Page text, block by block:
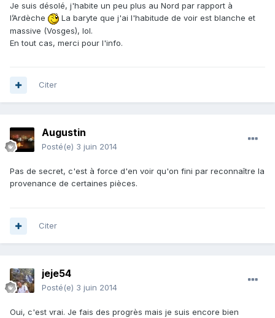
Je suis désolé, j'habite un peu plus au Nord par rapport à
l’Ardèche
La baryte que j'ai l'habitude de voir est blanche et
massive (Vosges), lol.
En tout cas, merci pour l'info.
Citer
Augustin
Posté(e) 3 juin 2014
Pas de secret, c'est à force d'en voir qu'on fini par reconnaître la
provenance de certaines pièces.
Citer
jeje54
Posté(e) 3 juin 2014
Oui, c'est vrai. Je fais des progrès mais je suis encore bien